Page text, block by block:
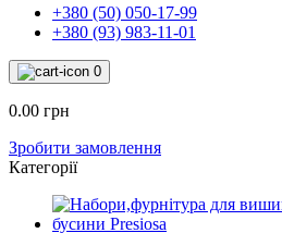
+380 (50) 050-17-99
+380 (93) 983-11-01
0
0.00 грн
Зробити замовлення
Категорії